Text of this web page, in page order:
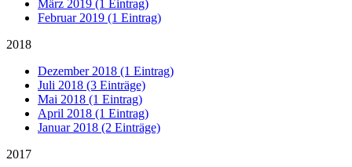
März 2019 (1 Eintrag)
Februar 2019 (1 Eintrag)
2018
Dezember 2018 (1 Eintrag)
Juli 2018 (3 Einträge)
Mai 2018 (1 Eintrag)
April 2018 (1 Eintrag)
Januar 2018 (2 Einträge)
2017